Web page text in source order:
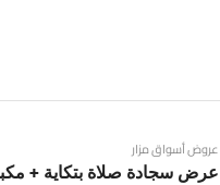
عروض أسواق مزار
عرض سجادة صلاة بتكاية +